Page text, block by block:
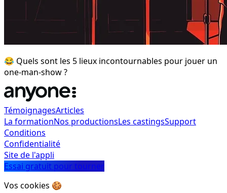
😂 Quels sont les 5 lieux incontournables pour jouer un
one-man-show ?
TémoignagesArticles
La formationNos productionsLes castingsSupport
Conditions
Confidentialité
Site de l'appli
Essai gratuit pour tourner
Vos cookies 🍪